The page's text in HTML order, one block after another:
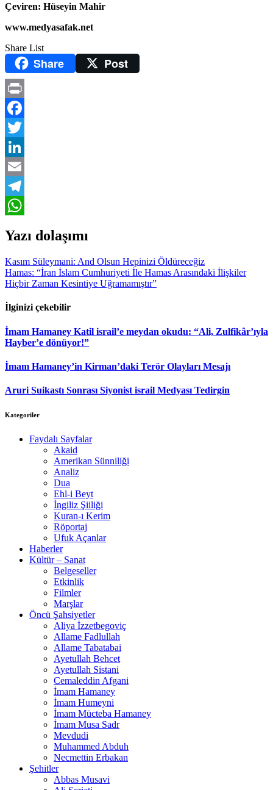
Çeviren: Hüseyin Mahir
www.medyasafak.net
Share List
Share Post
Print
Facebook
Twitter
LinkedIn
Email
Telegram
Yazı dolaşımı
Kasım Süleymani: And Olsun Hepinizi Öldüreceğiz
Hamas: “İran İslam Cumhuriyeti İle Hamas Arasındaki İlişkiler
Hiçbir Zaman Kesintiye Uğramamıştır”
İlginizi çekebilir
İmam Hamaney Katil israil’e meydan okudu: “Ali, Zulfikâr’ıyla
Hayber’e dönüyor!”
İmam Hamaney’in Kirman’daki Terör Olayları Mesajı
Aruri Suikastı Sonrası Siyonist israil Medyası Tedirgin
Kategoriler
Faydalı Sayfalar
Akaid
Amerikan Sünniliği
Analiz
Dua
Ehl-i Beyt
İngiliz Şiiliği
Kuran-ı Kerim
Röportaj
Ufuk Açanlar
Haberler
Kültür – Sanat
Belgeseller
Etkinlik
Filmler
Marşlar
Öncü Şahsiyetler
Aliya İzzetbegoviç
Allame Fadlullah
Allame Tabatabai
Ayetullah Behcet
Ayetullah Sistani
Cemaleddin Afgani
İmam Hamaney
İmam Humeyni
İmam Mücteba Hamaney
İmam Musa Sadr
Mevdudi
Muhammed Abduh
Necmettin Erbakan
Şehitler
Abbas Musavi